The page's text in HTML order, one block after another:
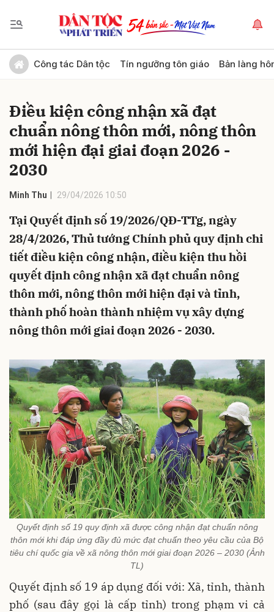
Công tác Dân tộc Tín ngưỡng tôn giáo Bản làng
Điều kiện công nhận xã đạt
chuẩn nông thôn mới, nông thôn
mới hiện đại giai đoạn 2026 -
2030
Minh Thu 29/04/2026 10:50
Tại Quyết định số 19/2026/QĐ-TTg, ngày
28/4/2026, Thủ tướng Chính phủ quy định chi
tiết điều kiện công nhận, điều kiện thu hồi
quyết định công nhận xã đạt chuẩn nông
thôn mới, nông thôn mới hiện đại và tỉnh,
thành phố hoàn thành nhiệm vụ xây dựng
nông thôn mới giai đoạn 2026 - 2030.
Quyết định số 19 quy định xã được công nhận đạt chuẩn nông
thôn mới khi đáp ứng đầy đủ mức đạt chuẩn theo yêu cầu của Bộ
tiêu chí quốc gia về xã nông thôn mới giai đoạn 2026 – 2030 (Ảnh
TL)
Quyết định số 19 áp dụng đối với: Xã, tỉnh, thành
phố (sau đây gọi là cấp tỉnh) trong phạm vi cả
Gửi bình luận